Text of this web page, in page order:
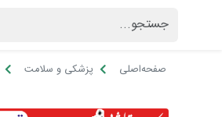
صفحه‌اصلی پزشکی و سلامت